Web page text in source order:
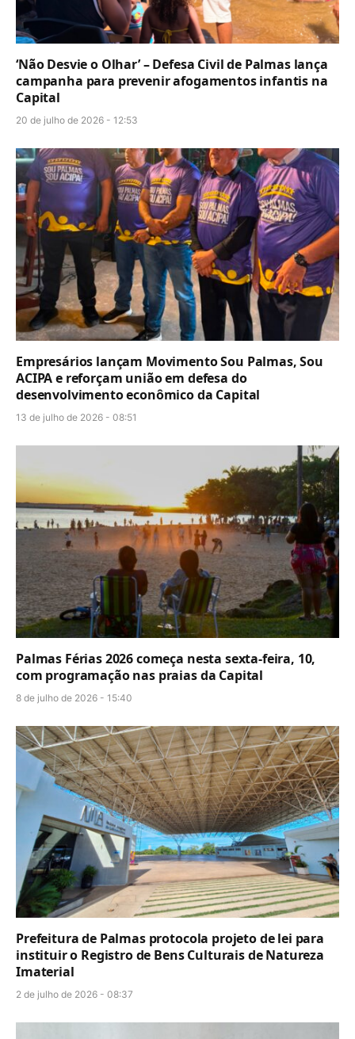
‘Não Desvie o Olhar’ – Defesa Civil de Palmas lança
campanha para prevenir afogamentos infantis na
Capital
20 de julho de 2026 - 12:53
Empresários lançam Movimento Sou Palmas, Sou
ACIPA e reforçam união em defesa do
desenvolvimento econômico da Capital
13 de julho de 2026 - 08:51
Palmas Férias 2026 começa nesta sexta-feira, 10,
com programação nas praias da Capital
8 de julho de 2026 - 15:40
Prefeitura de Palmas protocola projeto de lei para
instituir o Registro de Bens Culturais de Natureza
Imaterial
2 de julho de 2026 - 08:37